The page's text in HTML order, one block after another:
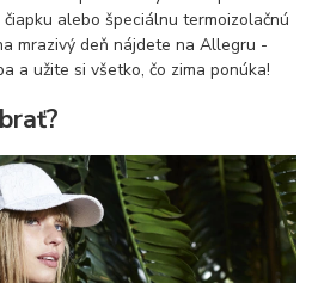
alebo špeciálnu termoizolačnú
mrazivý deň nájdete na Allegru -
a užite si všetko, čo zima ponúka!